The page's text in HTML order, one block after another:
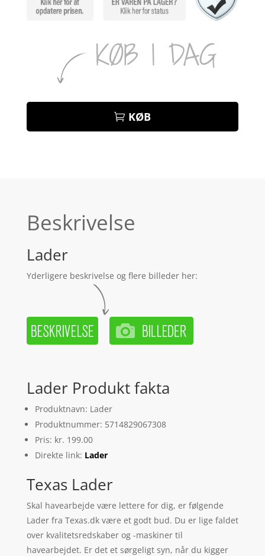
KØB
Beskrivelse
Lader
Yderligere beskrivelse og flere billeder her:
Lader Produkt fakta
Produktnavn: Lader
Produktnummer: 5714829067308
Pris: kr. 199.00
Direkte link: Lader
Texas Lader
Skal havearbejde være lettere for dig, er følgende
Lader fra Texas.dk være et godt bud. Du er lige faldet
over kvalitetsredskaber og -maskiner til
havearbejdet. Er det et sørgeligt syn, når du kigger